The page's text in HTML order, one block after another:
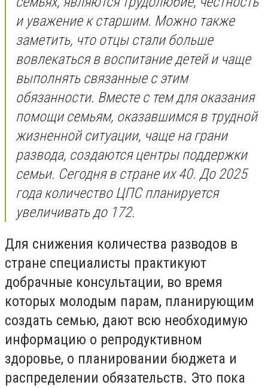
и уважение к старшим. Можно также
заметить, что отцы стали больше
вовлекаться в воспитание детей и чаще
выполнять связанные с этим
обязанности. Вместе с тем для оказания
помощи семьям, оказавшимся в трудной
жизненной ситуации, чаще на грани
развода, создаются центры поддержки
семьи. Сегодня в стране их 40. До 2025
года количество ЦПС планируется
увеличивать до 172.
Для снижения количества разводов в
стране специалисты практикуют
добрачные консультации, во время
которых молодым парам, планирующим
создать семью, дают всю необходимую
информацию о репродуктивном
здоровье, о планировании бюджета и
распределении обязательств. Это пока